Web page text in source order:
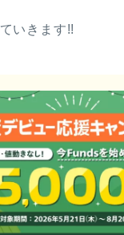
いきます!!